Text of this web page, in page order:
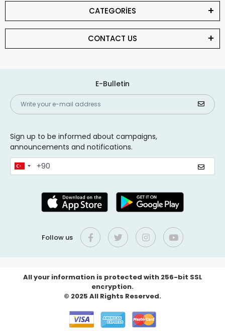
CATEGORİES
CONTACT US
E-Bulletin
Sign up to be informed about campaigns,
announcements and notifications.
Follow us
All your information is protected with 256-bit SSL
encryption.
© 2025 All Rights Reserved.